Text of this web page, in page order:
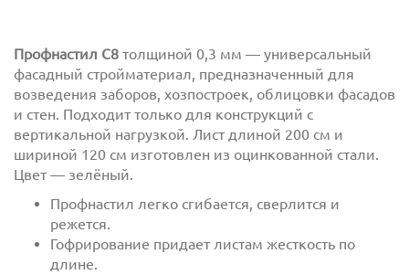
Профнастил С8 толщиной 0,3 мм — универсальный
фасадный стройматериал, предназначенный для
возведения заборов, хозпостроек, облицовки фасадов
и стен. Подходит только для конструкций с
вертикальной нагрузкой. Лист длиной 200 см и
шириной 120 см изготовлен из оцинкованной стали.
Цвет — зелёный.
Профнастил легко сгибается, сверлится и
режется.
Гофрирование придает листам жесткость по
длине.